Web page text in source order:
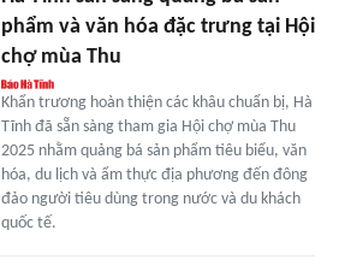
phẩm và văn hóa đặc trưng tại Hội
chợ mùa Thu
Khẩn trương hoàn thiện các khâu chuẩn bị, Hà
Tĩnh đã sẵn sàng tham gia Hội chợ mùa Thu
2025 nhằm quảng bá sản phẩm tiêu biểu, văn
hóa, du lịch và ẩm thực địa phương đến đông
đảo người tiêu dùng trong nước và du khách
quốc tế.